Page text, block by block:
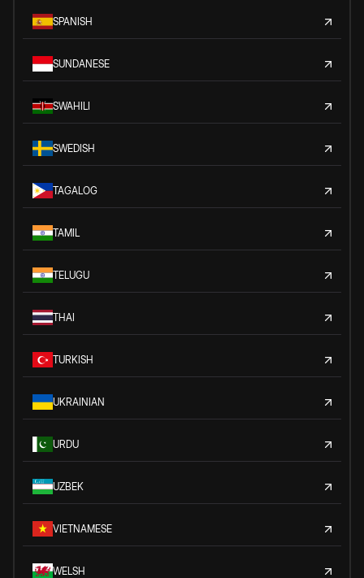
SPANISH
SUNDANESE
SWAHILI
SWEDISH
TAGALOG
TAMIL
TELUGU
THAI
TURKISH
UKRAINIAN
URDU
UZBEK
VIETNAMESE
WELSH